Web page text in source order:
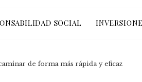
SOCIAL
de forma más rápida y eficaz